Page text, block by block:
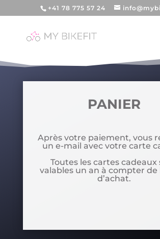
+41 78 775 57 24
PANIER
Après votre paiement, vous
un e-mail avec votre carte
Toutes les cartes cadeaux
valables un an à compter de
d’achat.